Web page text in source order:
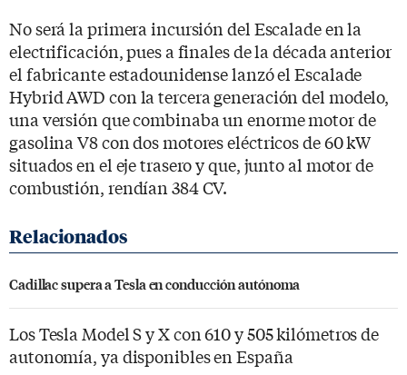
No será la primera incursión del Escalade en la
electrificación, pues a finales de la década anterior
el fabricante estadounidense lanzó el Escalade
Hybrid AWD con la tercera generación del modelo,
una versión que combinaba un enorme motor de
gasolina V8 con dos motores eléctricos de 60 kW
situados en el eje trasero y que, junto al motor de
combustión, rendían 384 CV.
Cadillac supera a Tesla en conducción autónoma
Los Tesla Model S y X con 610 y 505 kilómetros de
autonomía, ya disponibles en España